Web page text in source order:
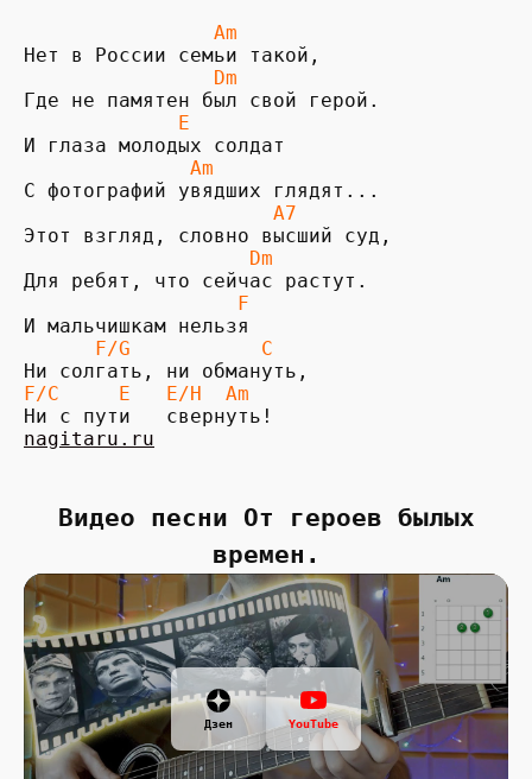
                Am
                Dm
             E
              Am
                     A7
                   Dm
                  F
И мальчишкам нельзя
F/G           C
F/C     E   E/H  Am
nagitaru.ru
Видео песни От героев былых
времен.
Дзен YouTube